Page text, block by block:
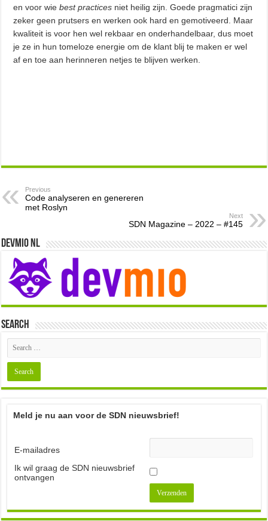
en voor wiebest practices niet heilig zijn. Goede pragmatici zijn
zeker geen prutsers en werken ook hard en gemotiveerd. Maar
kwaliteit is voor hen wel rekbaar en onderhandelbaar, dus moet
je ze in hun tomeloze energie om de klant blij te maken er wel
af en toe aan herinneren netjes te blijven werken.
Previous
Code analyseren en genereren
met Roslyn
Next
SDN Magazine – 2022 – #145
Devmio NL
Search
Meld je nu aan voor de SDN nieuwsbrief!
E-mailadres
Ik wil graag de SDN nieuwsbrief
ontvangen